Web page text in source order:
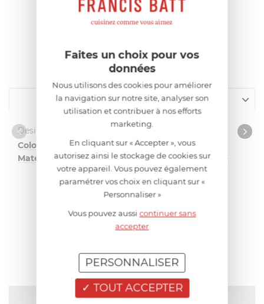
CARACTÉRISTIQUES
Design et matériaux
Design et matériaux
Coloris dominant
rouge
Matériau
acier inoxydable
NOTE MOYENNE
Faites un choix pour vos
données
Nous utilisons des cookies pour améliorer
la navigation sur notre site, analyser son
utilisation et contribuer à nos efforts
marketing.
En cliquant sur « Accepter », vous
autorisez ainsi le stockage de cookies sur
votre appareil. Vous pouvez également
paramétrer vos choix en cliquant sur «
Personnaliser »
Vous pouvez aussicontinuer sans
accepter
TOUT ACCEPTER
PERSONNALISER